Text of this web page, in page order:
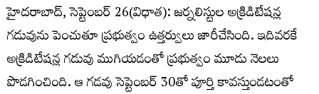
హైదరాబాద్, సెప్టెంబర్ 26(విధాత): జర్నలిస్టుల అక్రిడిటేషన్ల
గడువును పెంచుతూ ప్రభుత్వం ఉత్తర్వులు జారీచేసింది. ఇదివరకే
అక్రిడిటేషన్ల గడువు ముగియడంతో ప్రభుత్వం మూడు నెలలు
పొడగించింది. ఆ గడవు సెప్టెంబర్ 30తో పూర్తి కావస్తుండటంతో